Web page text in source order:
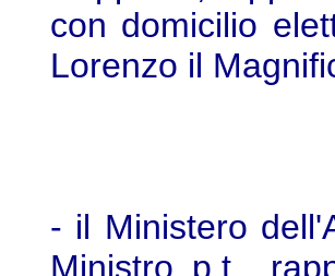
con domicilio
Lorenzo il
- il Ministero
Ministro p.t.,